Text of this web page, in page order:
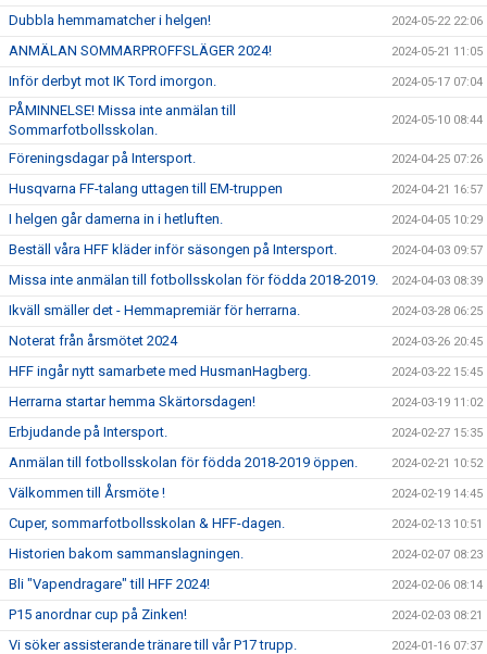
Dubbla hemmamatcher i helgen! 2024-05-22 22:06
ANMÄLAN SOMMARPROFFSLÄGER 2024! 2024-05-21 11:05
Inför derbyt mot IK Tord imorgon. 2024-05-17 07:04
PÅMINNELSE! Missa inte anmälan till
Sommarfotbollsskolan.
2024-05-10 08:44
Föreningsdagar på Intersport. 2024-04-25 07:26
Husqvarna FF-talang uttagen till EM-truppen 2024-04-21 16:57
I helgen går damerna in i hetluften. 2024-04-05 10:29
Beställ våra HFF kläder inför säsongen på Intersport. 2024-04-03 09:57
Missa inte anmälan till fotbollsskolan för födda 2018-2019. 2024-04-03 08:39
Ikväll smäller det - Hemmapremiär för herrarna. 2024-03-28 06:25
Noterat från årsmötet 2024 2024-03-26 20:45
HFF ingår nytt samarbete med HusmanHagberg. 2024-03-22 15:45
Herrarna startar hemma Skärtorsdagen! 2024-03-19 11:02
Erbjudande på Intersport. 2024-02-27 15:35
Anmälan till fotbollsskolan för födda 2018-2019 öppen. 2024-02-21 10:52
Välkommen till Årsmöte ! 2024-02-19 14:45
Cuper, sommarfotbollsskolan & HFF-dagen. 2024-02-13 10:51
Historien bakom sammanslagningen. 2024-02-07 08:23
Bli "Vapendragare" till HFF 2024! 2024-02-06 08:14
P15 anordnar cup på Zinken! 2024-02-03 08:21
Vi söker assisterande tränare till vår P17 trupp. 2024-01-16 07:37